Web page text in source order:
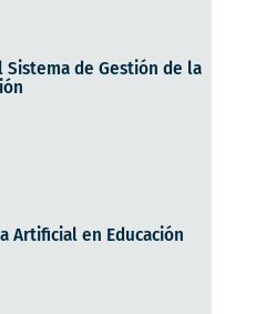
de Gestión de la
Artificial en Educación